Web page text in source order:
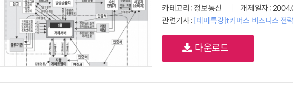
카테고리 : 정보통신
개제일자 :
관련기사 : [테마특강]t커머스 비즈니스 전
다운로드